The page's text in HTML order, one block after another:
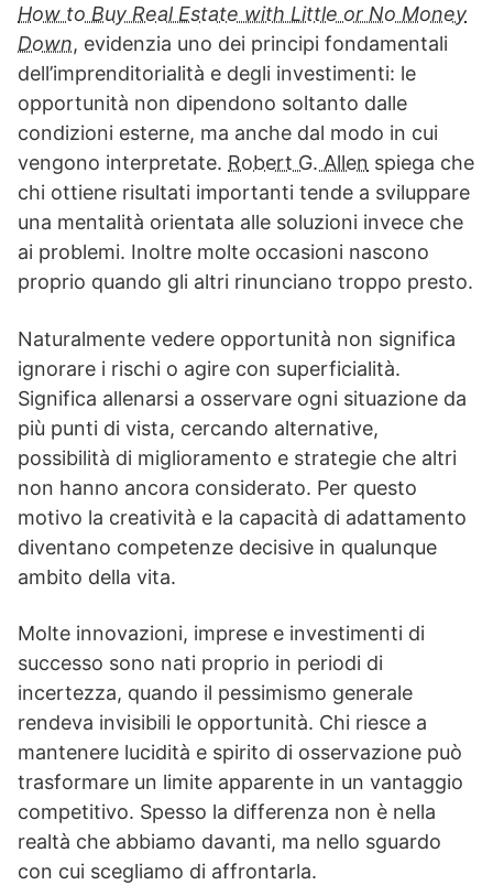
How to Buy Real Estate with Little or No Money
Down, evidenzia uno dei principi fondamentali
dell’imprenditorialità e degli investimenti: le
opportunità non dipendono soltanto dalle
condizioni esterne, ma anche dal modo in cui
vengono interpretate. Robert G. Allen spiega che
chi ottiene risultati importanti tende a sviluppare
una mentalità orientata alle soluzioni invece che
ai problemi. Inoltre molte occasioni nascono
proprio quando gli altri rinunciano troppo presto.
Naturalmente vedere opportunità non significa
ignorare i rischi o agire con superficialità.
Significa allenarsi a osservare ogni situazione da
più punti di vista, cercando alternative,
possibilità di miglioramento e strategie che altri
non hanno ancora considerato. Per questo
motivo la creatività e la capacità di adattamento
diventano competenze decisive in qualunque
ambito della vita.
Molte innovazioni, imprese e investimenti di
successo sono nati proprio in periodi di
incertezza, quando il pessimismo generale
rendeva invisibili le opportunità. Chi riesce a
mantenere lucidità e spirito di osservazione può
trasformare un limite apparente in un vantaggio
competitivo. Spesso la differenza non è nella
realtà che abbiamo davanti, ma nello sguardo
con cui scegliamo di affrontarla.